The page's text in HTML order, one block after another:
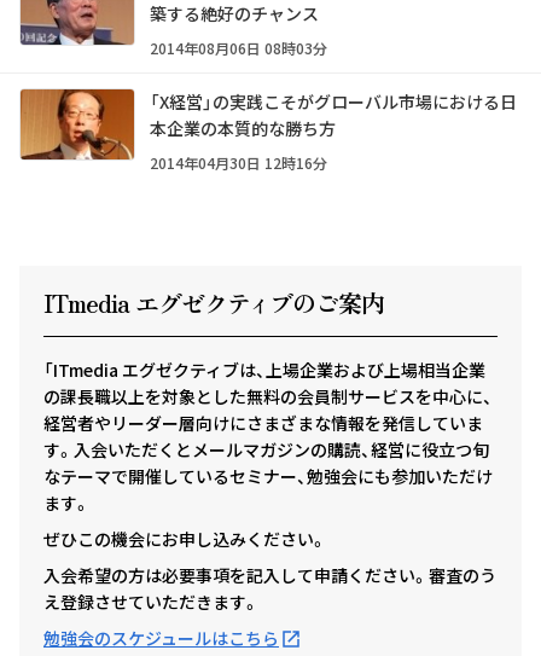
築する絶好のチャンス
2014年08月06日 08時03分
「X経営」の実践こそがグローバル市場における日
本企業の本質的な勝ち方
2014年04月30日 12時16分
ITmedia エグゼクティ ブのご案内
「ITmedia エグゼクティブは、上場企業および上場相当企業
の課長職以上を対象とした無料の会員制サービスを中心に、
経営者やリーダー層向けにさまざまな情報を発信していま
す。入会いただくとメールマガジンの購読、経営に役立つ旬
なテーマで開催しているセミナー、勉強会にも参加いただけ
ます。
ぜひこの機会にお申し込みください。
入会希望の方は必要事項を記入して申請ください。審査のう
え登録させていただきます。
勉強会のスケジュールはこちら